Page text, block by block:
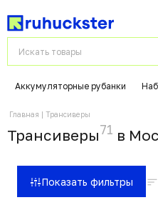
Аккумуляторные рубанки
Главная Трансиверы
Трансиверы71 в
Показать фильтры